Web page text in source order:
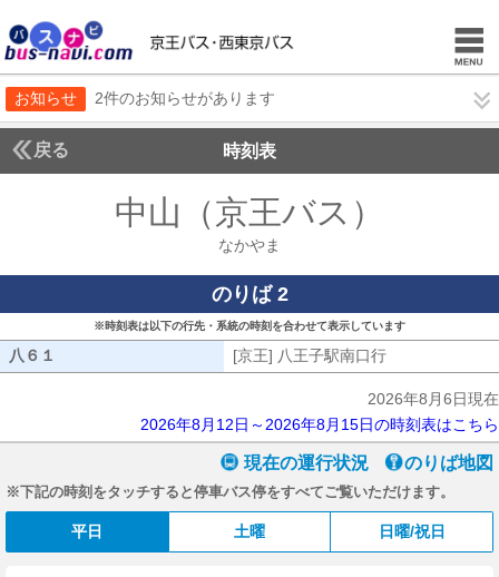
お知らせ 2件のお知らせがあります
戻る 時刻表
中山（京王バス）
なかやま
のりば 2
※時刻表は以下の行先・系統の時刻を合わせて表示しています
八６１ [京王] 八王子駅南口行
2026年8月6日現在
2026年8月12日～2026年8月15日の時刻表はこちら
現在の運行状況 のりば地図
※下記の時刻をタッチすると停車バス停をすべてご覧いただけます。
平日 土曜 日曜/祝日